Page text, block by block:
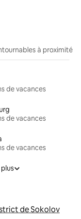
à proximité
de vacances
de vacances
de vacances
de Sokolov